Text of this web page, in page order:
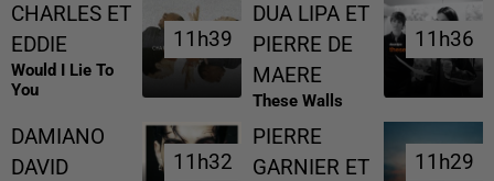
CHARLES ET
EDDIE
Would I Lie To
You
11h39
11h39
DUA LIPA ET
PIERRE DE
MAERE
These Walls
11h36
11h36
DAMIANO
DAVID
11h32
11h32
PIERRE
GARNIER ET
11h29
11h29